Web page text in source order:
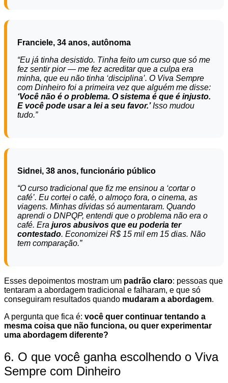
Franciele, 34 anos, autônoma
“Eu já tinha desistido. Tinha feito um curso que só me
fez sentir pior — me fez acreditar que a culpa era
minha, que eu não tinha ‘disciplina’. O Viva Sempre
com Dinheiro foi a primeira vez que alguém me disse:
‘Você não é o problema. O sistema é que é injusto.
E você pode usar a lei a seu favor.’Isso mudou
tudo.”
Sidnei, 38 anos, funcionário público
“O curso tradicional que fiz me ensinou a ‘cortar o
café’. Eu cortei o café, o almoço fora, o cinema, as
viagens. Minhas dívidas só aumentaram. Quando
aprendi o DNPQP, entendi que o problema não era o
café. Era juros abusivos que eu poderia ter
contestado. Economizei R$ 15 mil em 15 dias. Não
tem comparação.”
Esses depoimentos mostram um padrão claro: pessoas que
tentaram a abordagem tradicional e falharam, e que só
conseguiram resultados quando mudaram a abordagem.
A pergunta que fica é: você quer continuar tentando a
mesma coisa que não funciona, ou quer experimentar
uma abordagem diferente?
6. O que você ganha escolhendo o Viva
Sempre com Dinheiro